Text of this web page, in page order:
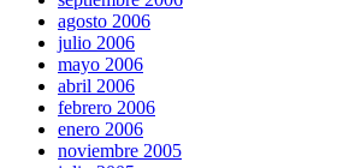
agosto 2006
julio 2006
mayo 2006
abril 2006
febrero 2006
enero 2006
noviembre 2005